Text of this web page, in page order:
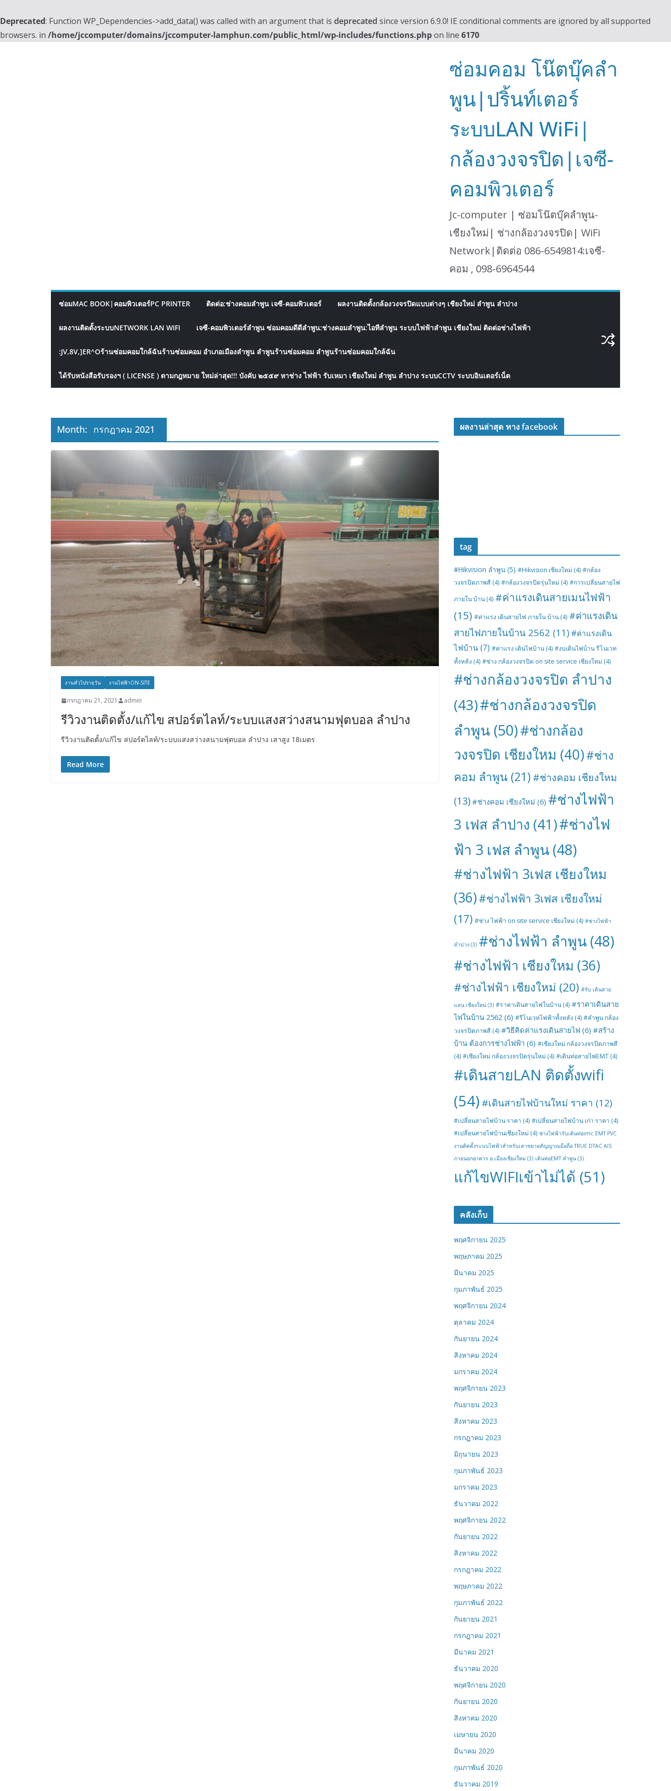
Deprecated: Function WP_Dependencies->add_data() was called with an argument that is deprecated since version 6.9.0! IE conditional comments are ignored by all supported
browsers. in /home/jccomputer/domains/jccomputer-lamphun.com/public_html/wp-includes/functions.phpon line 6170
ซ่อมคอม โน๊ตบุ๊คลำ
พูน|ปริ้นท์เตอร์
ระบบLAN WiFi|
กล้องวงจรปิด|เจซี-
คอมพิวเตอร์
Jc-computer | ซ่อมโน๊ตบุ๊คลำพูน-
เชียงใหม่| ช่างกล้องวงจรปิด| WiFi
Network|ติดต่อ 086-6549814:เจซี-
คอม , 098-6964544
ซ่อมMAC BOOK|คอมพิวเตอร์PC PRINTER ติดต่อ:ช่างคอมลำพูน เจซี-คอมพิวเตอร์ ผลงานติดตั้งกล้องวงจรปิดแบบต่างๆ เชียงใหม่ ลำพูน ลำปาง
ผลงานติดตั้งระบบNETWORK LAN WIFI เจซี-คอมพิวเตอร์ลำพูน ซ่อมคอมดีดีลำพูน:ช่างคอมลำพูน:ไอทีลำพูน ระบบไฟฟ้าลำพูน เชียงใหม่ ติดต่อช่างไฟฟ้า
:JV,8V,]ER^Oร้านซ่อมคอมใกล้ฉันร้านซ่อมคอม อำเภอเมืองลำพูน ลำพูนร้านซ่อมคอม ลำพูนร้านซ่อมคอมใกล้ฉัน
ได้รับหนังสือรับรองฯ ( LICENSE ) ตามกฎหมาย ใหม่ล่าสุด!!! บังคับ ๒๕๕๙ หาช่าง ไฟฟ้า รับเหมา เชียงใหม่ ลำพูน ลำปาง ระบบCCTV ระบบอินเตอร์เน็ต
Month: กรกฎาคม 2021
งานทั่วไปรายวัน งานไฟฟ้าON-SITE
กรกฎาคม 21, 2021 admin
รีวิวงานติดตั้ง/แก้ไข สปอร์ตไลท์/ระบบแสงสว่างสนามฟุตบอล ลำปาง
รีวิวงานติดตั้ง/แก้ไข สปอร์ตไลท์/ระบบแสงสว่างสนามฟุตบอล ลำปาง เสาสูง 18เมตร
Read More
ผลงานล่าสุด ทาง facebook
tag
#Hikvision ลำพูน (5) #Hikvision เชียงใหม่ (4) #กล้อง
วงจรปิดภาพสี (4) #กล้องวงจรปิดรุ่นใหม่ (4) #การเปลี่ยนสายไฟ
ภายใน บ้าน (4) #ค่าแรงเดินสายเมนไฟฟ้า
(15) #ค่าแรง เดินสายไฟ ภายใน บ้าน (4) #ค่าแรงเดิน
สายไฟภายในบ้าน 2562 (11) #ค่าแรงเดิน
ไฟบ้าน(7) #ค่าแรง เดินไฟบ้าน (4) #งบเดินไฟบ้าน รีโนเวท
ทั้งหลัง (4) #ช่าง กล้องวงจรปิด on site service เชียงใหม่ (4)
#ช่างกล้องวงจรปิด ลำปาง
(43)#ช่างกล้องวงจรปิด
ลำพูน (50)#ช่างกล้อง
วงจรปิด เชียงใหม (40)#ช่าง
คอม ลำพูน (21) #ช่างคอม เชียงใหม
(13) #ช่างคอม เชียงใหม่ (6) #ช่างไฟฟ้า
3 เฟส ลำปาง (41)#ช่างไฟ
ฟ้า 3 เฟส ลำพูน (48)
#ช่างไฟฟ้า 3เฟส เชียงใหม
(36)#ช่างไฟฟ้า 3เฟส เชียงใหม่
(17) #ช่าง ไฟฟ้า on site service เชียงใหม่ (4) #ช่างไฟฟ้า
ลำปาง (3) #ช่างไฟฟ้า ลำพูน (48)
#ช่างไฟฟ้า เชียงใหม (36)
#ช่างไฟฟ้า เชียงใหม่ (20) #รับ เดินสาย
แลน เชียงใหม่ (3) #ราคาเดินสายไฟในบ้าน (4) #ราคาเดินสาย
ไฟในบ้าน 2562 (6) #รีโนเวทไฟฟ้าทั้งหลัง (4) #ลำพูน กล้อง
วงจรปิดภาพสี (4) #วิธีคิดค่าแรงเดินสายไฟ (6) #สร้าง
บ้าน ต้องการช่างไฟฟ้า (6) #เชียงใหม่ กล้องวงจรปิดภาพสี
(4) #เชียงใหม่ กล้องวงจรปิดรุ่นใหม่ (4) #เดินท่อสายไฟEMT (4)
#เดินสายLAN ติดตั้งwifi
(54) #เดินสายไฟบ้านใหม่ ราคา (12)
#เปลี่ยนสายไฟบ้าน ราคา (4) #เปลี่ยนสายไฟบ้าน เก่า ราคา (4)
#เปลี่ยนสายไฟบ้านเชียงใหม่ (4) ช่างไฟฟ้ารับเดินท่อimc EMT PVC
งานติดตั้งระบบไฟฟ้าสำหรับเสาขยายสัญญาณมือถือ TRUE DTAC AIS
ภายนอกอาคาร อ.เมืองเชียงใหม่ (3) เดินท่อEMT ลำพูน (3)
แก้ไขWIFIเข้าไม่ได้ (51)
คลังเก็บ
พฤศจิกายน 2025
พฤษภาคม 2025
มีนาคม 2025
กุมภาพันธ์ 2025
พฤศจิกายน 2024
ตุลาคม 2024
กันยายน 2024
สิงหาคม 2024
มกราคม 2024
พฤศจิกายน 2023
กันยายน 2023
สิงหาคม 2023
กรกฎาคม 2023
มิถุนายน 2023
กุมภาพันธ์ 2023
มกราคม 2023
ธันวาคม 2022
พฤศจิกายน 2022
กันยายน 2022
สิงหาคม 2022
กรกฎาคม 2022
พฤษภาคม 2022
กุมภาพันธ์ 2022
กันยายน 2021
กรกฎาคม 2021
มีนาคม 2021
ธันวาคม 2020
พฤศจิกายน 2020
กันยายน 2020
สิงหาคม 2020
เมษายน 2020
มีนาคม 2020
กุมภาพันธ์ 2020
ธันวาคม 2019